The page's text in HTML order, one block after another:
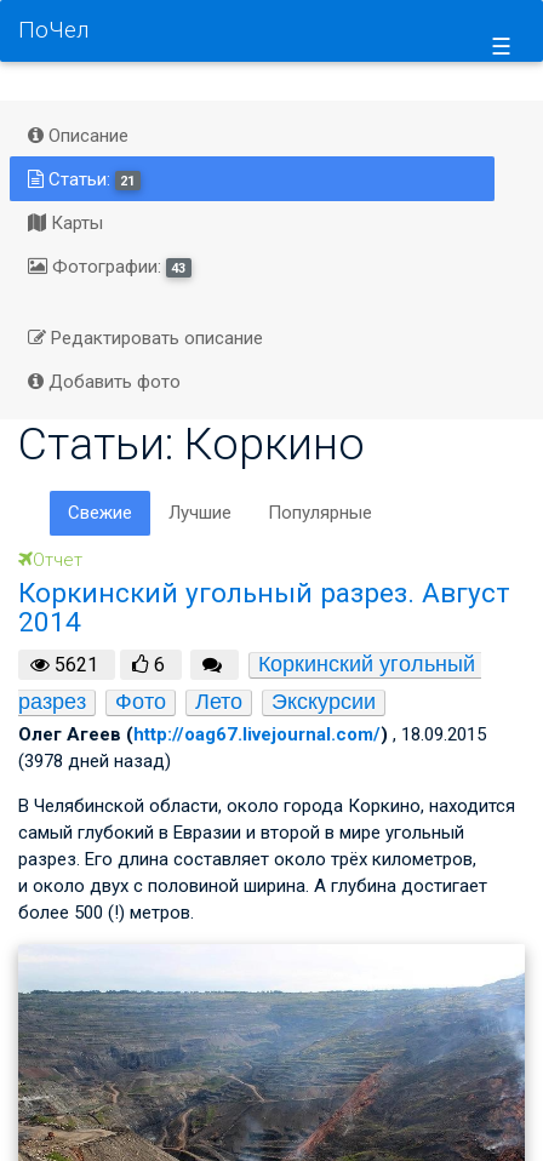
☰
ПоЧел
Описание
Статьи:
21
Карты
Фотографии:
43
Редактировать описание
Добавить фото
Статьи: Коркино
Свежие Лучшие Популярные
Отчет
Коркинский угольный разрез. Август
2014
5621 6
Коркинский угольный
разрез
Фото Лето Экскурсии
Олег Агеев (http://oag67.livejournal.com/) , 18.09.2015
(3978 дней назад)
В Челябинской области, около города Коркино, находится
самый глубокий в Евразии и второй в мире угольный
разрез. Его длина составляет около трёх километров,
и около двух с половиной ширина. А глубина достигает
более 500 (!) метров.